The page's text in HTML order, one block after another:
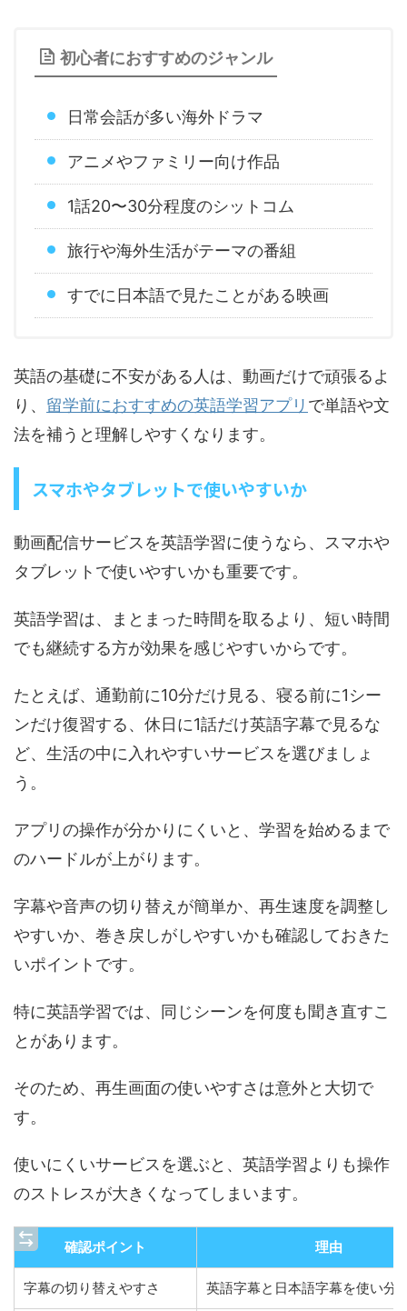
初心者におすすめのジャンル
日常会話が多い海外ドラマ
アニメやファミリー向け作品
1話20〜30分程度のシットコム
旅行や海外生活がテーマの番組
すでに日本語で見たことがある映画
英語の基礎に不安がある人は、動画だけで頑張るよ
り、 留学前におすすめの英語学習アプリ で単語や文
法を補うと理解しやすくなります。
スマホやタブレットで使いやすいか
動画配信サービスを英語学習に使うなら、スマホや
タブレットで使いやすいかも重要です。
英語学習は、まとまった時間を取るより、短い時間
でも継続する方が効果を感じやすいからです。
たとえば、通勤前に10分だけ見る、寝る前に1シー
ンだけ復習する、休日に1話だけ英語字幕で見るな
ど、生活の中に入れやすいサービスを選びましょ
う。
アプリの操作が分かりにくいと、学習を始めるまで
のハードルが上がります。
字幕や音声の切り替えが簡単か、再生速度を調整し
やすいか、巻き戻しがしやすいかも確認しておきた
いポイントです。
特に英語学習では、同じシーンを何度も聞き直すこ
とがあります。
そのため、再生画面の使いやすさは意外と大切で
す。
使いにくいサービスを選ぶと、英語学習よりも操作
のストレスが大きくなってしまいます。
確認ポイント 理由
字幕の切り替えやすさ 英語字幕と日本語字幕を使い分